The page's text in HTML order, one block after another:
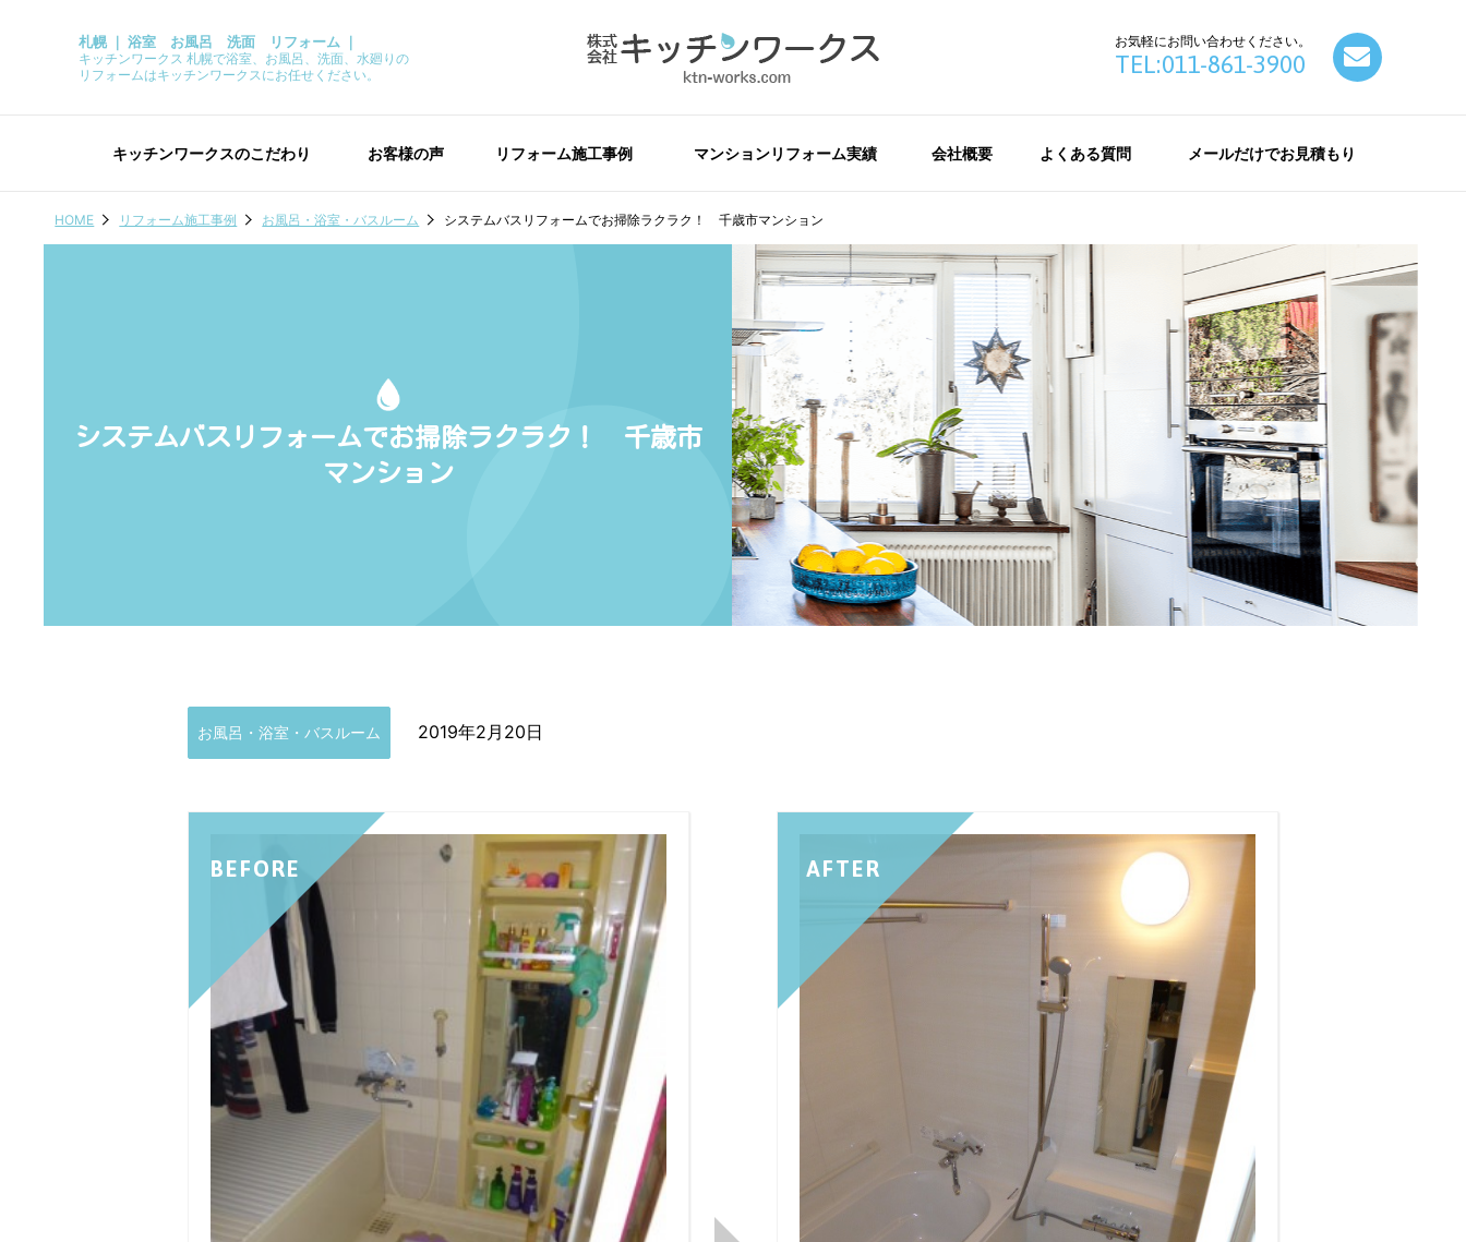
札幌 ｜ 浴室 お風呂 洗面 リフォーム ｜
キッチンワークス 札幌で浴室、お風呂、洗面、水廻りの
リフォームはキッチンワークスにお任せください。
お気軽にお問い合わせください。
TEL:011-861-3900
キッチンワークスのこだわり お客様の声 リフォーム施工事例 マンションリフォーム実績 会社概要 よくある質問 メールだけでお見積もり
HOME リフォーム施工事例 お風呂・浴室・バスルーム システムバスリフォームでお掃除ラクラク！ 千歳市マンション
システムバスリフォームでお掃除ラクラク！ 千歳市
マンション
お風呂・浴室・バスルーム 2019年2月20日
BEFORE AFTER